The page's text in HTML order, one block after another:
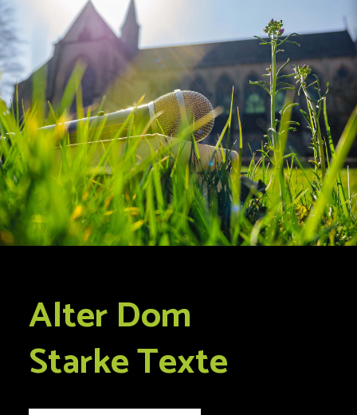
Alter Dom
Starke Texte